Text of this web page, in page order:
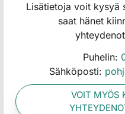
Lisätietoja voit kysyä
saat hänet
Puhelin:
Sähköposti:
VOIT MYÖS